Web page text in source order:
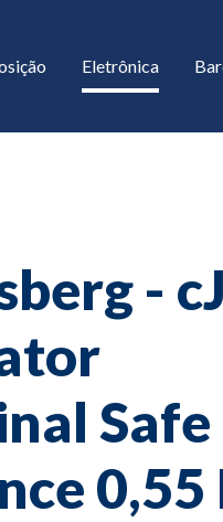
Eletrônica
-
Safe
0,55